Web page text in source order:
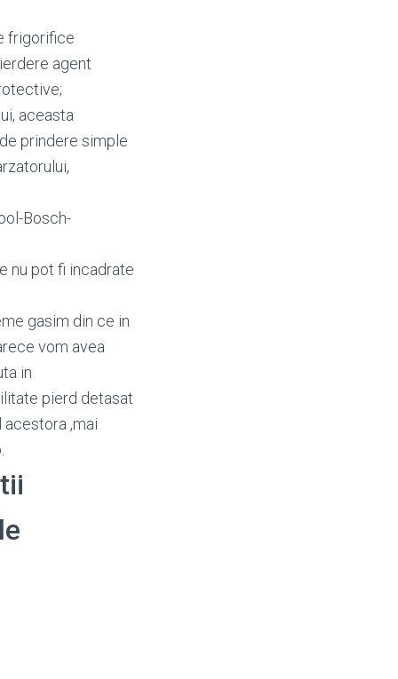
frigorifice
agent
aceasta
prindere simple
Bosch-
nu pot fi incadrate
gasim din ce in
vom avea
in
pierd detasat
,mai